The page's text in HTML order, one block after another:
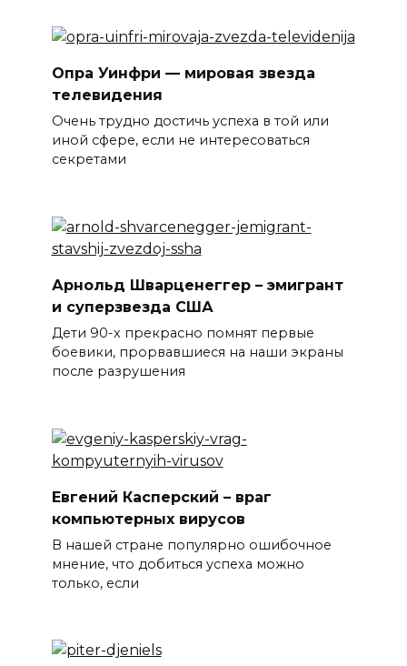
Опра Уинфри — мировая звезда
телевидения
Очень трудно достичь успеха в той или
иной сфере, если не интересоваться
секретами
Арнольд Шварценеггер – эмигрант
и суперзвезда США
Дети 90-х прекрасно помнят первые
боевики, прорвавшиеся на наши экраны
после разрушения
Евгений Касперский – враг
компьютерных вирусов
В нашей стране популярно ошибочное
мнение, что добиться успеха можно
только, если